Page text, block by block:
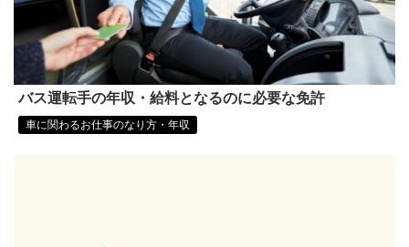
バス運転手の年収・給料となるのに必要な免許
車に関わるお仕事のなり方・年収